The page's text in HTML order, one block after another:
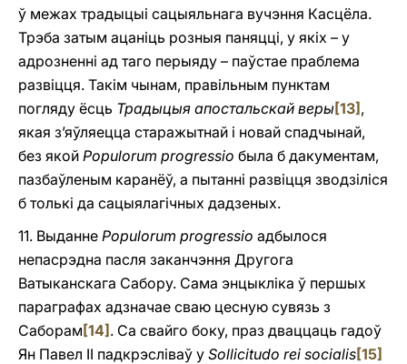
ў межах традыцыі сацыяльнага вучэння Касцёла.
Трэба затым ацаніць розныя паняцці, у якіх – у
адрозненні ад таго перыяду – паўстае праблема
развіцця. Такім чынам, правільным пунктам
погляду ёсць Традыцыя апостальскай веры[13] ,
якая з’яўляецца старажытнай і новай спадчынай,
без якой Populorum progressio была б дакументам,
пазбаўленым каранёў, a пытанні развіцця зводзіліся
б толькі да сацыялагічных дадзеных.
11. Выданне Populorum progressio адбылося
непасрэдна пасля заканчэння Другога
Ватыканскага Сабору. Сама энцыкліка ў першых
параграфах адзначае сваю цесную сувязь з
Саборам [14] . Са свайго боку, праз дваццаць гадоў
Ян Павел II падкрэсліваў у Sollicitudo rei socialis[15]